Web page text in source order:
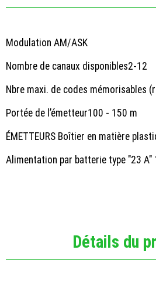
Modulation AM/ASK
Nombre de canaux disponibles2-12
Nbre maxi. de codes mémorisables
Portée de l’émetteur100 - 150 m
ÉMETTEURS Boîtier en matière
Alimentation par batterie type "23 A"
Détails du